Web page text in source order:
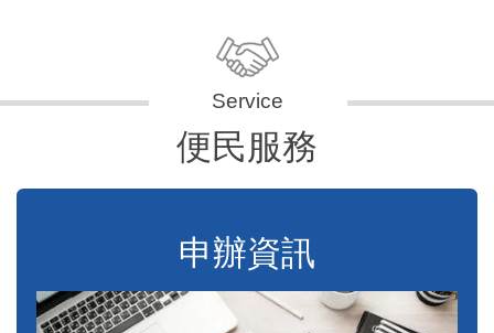
便民服務
申辦資訊